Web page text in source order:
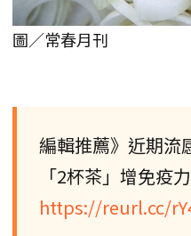
圖／常春月刊
編輯推薦》近期流
「2杯茶」增免疫
https://reurl.cc/